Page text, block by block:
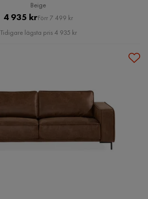
Beige
Pris
4 935 krOriginal
Pris
Förr 7 499 kr
Tidigare lägsta pris 4 935 kr